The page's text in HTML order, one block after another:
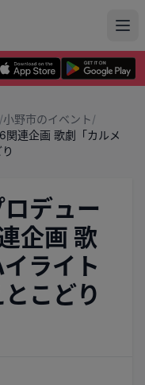
/小野市のイベント/
関連企画 歌劇「カルメ
デュー
企画 歌
ライト
こどり